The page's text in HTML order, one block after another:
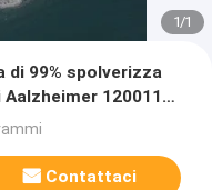
1/1
di 99% spolverizza
120011-
Contattaci